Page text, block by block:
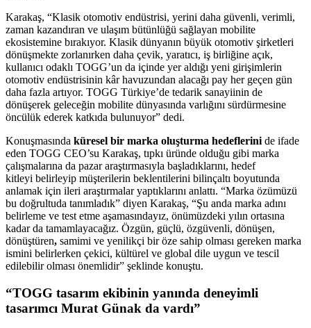
Karakaş, “Klasik otomotiv endüstrisi, yerini daha güvenli, verimli,
zaman kazandıran ve ulaşım bütünlüğü sağlayan mobilite
ekosistemine bırakıyor. Klasik dünyanın büyük otomotiv şirketleri
dönüşmekte zorlanırken daha çevik, yaratıcı, iş birliğine açık,
kullanıcı odaklı TOGG’un da içinde yer aldığı yeni girişimlerin
otomotiv endüstrisinin kâr havuzundan alacağı pay her geçen gün
daha fazla artıyor. TOGG Türkiye’de tedarik sanayiinin de
dönüşerek geleceğin mobilite dünyasında varlığını sürdürmesine
öncülük ederek katkıda bulunuyor” dedi.
Konuşmasında küresel bir marka oluşturma hedeflerini de ifade
eden TOGG CEO’su Karakaş, tıpkı üründe olduğu gibi marka
çalışmalarına da pazar araştırmasıyla başladıklarını, hedef
kitleyi belirleyip müşterilerin beklentilerini bilinçaltı boyutunda
anlamak için ileri araştırmalar yaptıklarını anlattı. “Marka özümüzü
bu doğrultuda tanımladık” diyen Karakaş, “Şu anda marka adını
belirleme ve test etme aşamasındayız, önümüzdeki yılın ortasına
kadar da tamamlayacağız. Özgün, güçlü, özgüvenli, dönüşen,
dönüştüren, samimi ve yenilikçi bir öze sahip olması gereken marka
ismini belirlerken çekici, kültürel ve global dile uygun ve tescil
edilebilir olması önemlidir” şeklinde konuştu.
“TOGG tasarım ekibinin yanında deneyimli
tasarımcı Murat Günak da vardı”